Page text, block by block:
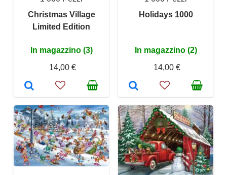
Christmas Village
Limited Edition
In magazzino (3)
14,00 €
Holidays 1000
In magazzino (2)
14,00 €